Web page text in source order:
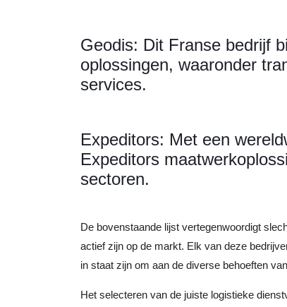
Geodis: Dit Franse bedrijf
oplossingen, waaronder
services.
Expeditors: Met een
Expeditors
sectoren.
De bovenstaande lijst vertegenwoordigt
actief zijn op de markt. Elk van deze
in staat zijn om aan de diverse behoeften
Het selecteren van de juiste logistieke